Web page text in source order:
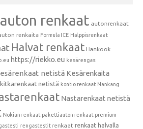
auton renkaat autonrenkaat
renkaita Formula ICE Halppisrenkaat
Halvat renkaat Hankook
https://riekko.eu kesärengas
netistä Kesärenkaita
kitkarenkaat netistä kontio renkaat Nankang
Nastarenkaat netistä
Nokian renkaat pakettiauton renkaat premium
rengastestit renkaat renkaat halvalla